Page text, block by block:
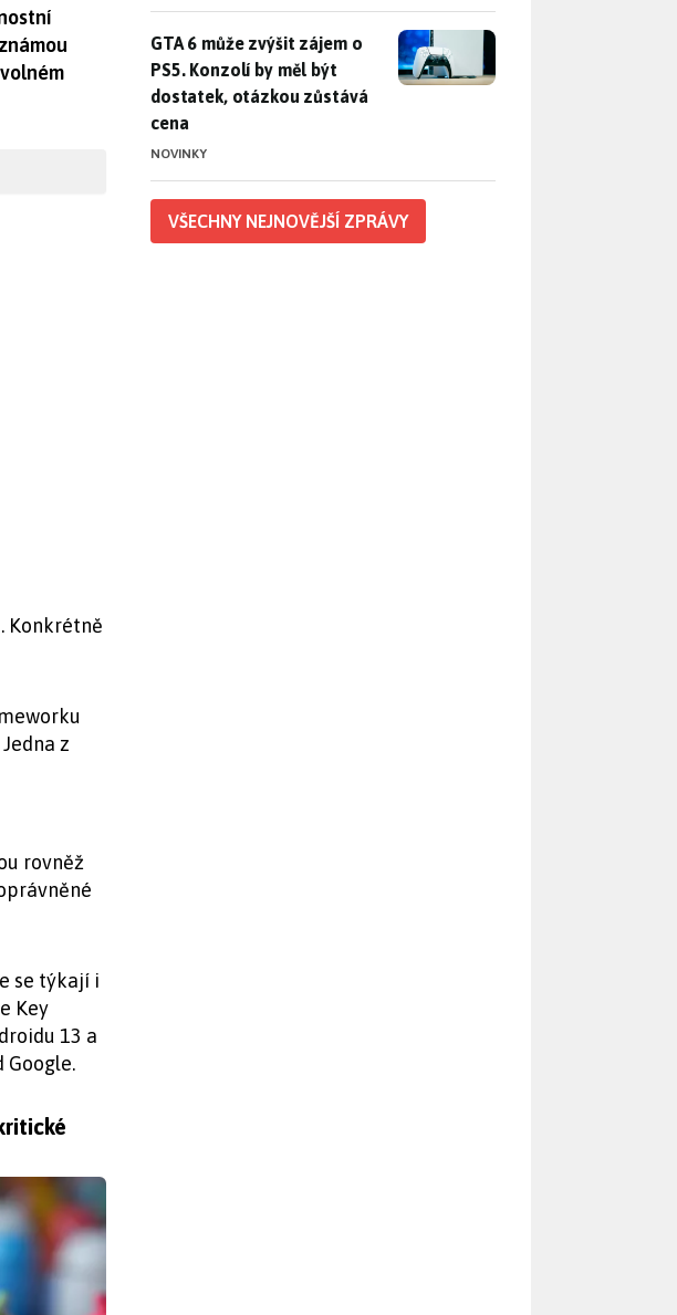
Konkrétně
z
rovněž
se týkají i
Key
13 a
Google.
GTA 6 může zvýšit zájem o PS5. Konzolí by měl být dostatek,
GTA 6 může zvýšit zájem o
PS5. Konzolí by měl být
dostatek, otázkou zůstává
cena
NOVINKY
VŠECHNY NEJNOVĚJŠÍ ZPRÁVY